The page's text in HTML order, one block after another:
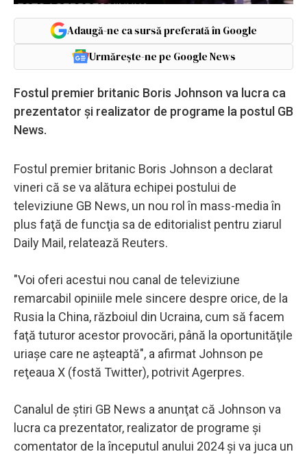
Adaugă-ne ca sursă preferată în Google
Urmărește-ne pe Google News
Fostul premier britanic Boris Johnson va lucra ca
prezentator şi realizator de programe la postul GB
News.
Fostul premier britanic Boris Johnson a declarat
vineri că se va alătura echipei postului de
televiziune GB News, un nou rol în mass-media în
plus faţă de funcţia sa de editorialist pentru ziarul
Daily Mail, relatează Reuters.
"Voi oferi acestui nou canal de televiziune
remarcabil opiniile mele sincere despre orice, de la
Rusia la China, războiul din Ucraina, cum să facem
faţă tuturor acestor provocări, până la oportunităţile
uriaşe care ne aşteaptă", a afirmat Johnson pe
reţeaua X (fostă Twitter), potrivit Agerpres.
Canalul de ştiri GB News a anunţat că Johnson va
lucra ca prezentator, realizator de programe şi
comentator de la începutul anului 2024 şi va juca un